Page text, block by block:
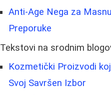
Anti-Age Nega za
Preporuke
Tekstovi na srodnim
Kozmetički Proizvodi
Svoj Savršen Izbor